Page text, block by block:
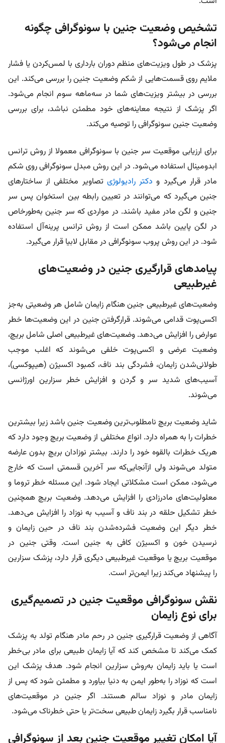
تشخیص وضعیت جنین با سونوگرافی چگونه
انجام می‌شود؟
پزشک در طول ویزیت‌های منظم دوران بارداری با لمس‌کردن یا فشار
ملایم روی قسمت‌هایی از شکم وضعیت جنین را بررسی می‌کند. این
بررسی در بیشتر ویزیت‌های شما در سه‌ماهه سوم انجام می‌شود.
اگر پزشک از نتیجه معاینه‌های خود مطمئن نباشد، برای بررسی
وضعیت جنین سونوگرافی را توصیه می‌کند.
برای ارزیابی موقعیت سر جنین با سونوگرافی معمولا از روش ترانس
ابدومینال استفاده می‌شود. در این روش مبدل سونوگرافی روی شکم
مادر قرار می‌گیرد و دکتر رادیولوژی تصاویر مختلفی از ساختارهای
جنین می‌گیرد که می‌توانند در تعیین رابطه بین استخوان پس سر
جنین و لگن مادر مفید باشند. در مواردی که سر جنین به‌طورخاص
در لگن پایین باشد ممکن است از روش ترانس پرینه‌آل استفاده
شود. در این روش پروب سونوگرافی در مقابل لابیا قرار می‌گیرد.
پیامدهای قرارگیری جنین در وضعیت‌های
غیرطبیعی
وضعیت‌های غیرطبیعی جنین هنگام زایمان شامل هر وضعیتی به‌جز
اکسی‌پوت قدامی می‌شوند. قرارگرفتن جنین در این وضعیت‌ها خطر
عوارض را افزایش می‌دهد. وضعیت‌های غیرطبیعی اصلی شامل بریچ،
وضعیت عرضی و اکسی‌پوت خلفی می‌شوند که اغلب موجب
طولانی‌شدن زایمان، فشردگی بند ناف، کمبود اکسیژن (هیپوکسی)،
آسیب‌های شدید سر و گردن و افزایش خطر سزارین اورژانسی
می‌شوند.
شاید وضعیت بریچ نامطلوب‌ترین وضعیت جنین باشد زیرا بیشترین
خطرات را به همراه دارد. انواع مختلفی از وضعیت بریچ وجود دارد که
هریک خطرات بالقوه خود را دارند. بیشتر نوزادان بریچ بدون عارضه
متولد می‌شوند ولی ازآنجایی‌که سر آخرین قسمتی است که خارج
می‌شود، ممکن است مشکلاتی ایجاد شود. این مسئله خطر تروما و
معلولیت‌های مادرزادی را افزایش می‌دهد. وضعیت بریچ همچنین
خطر تشکیل حلقه در بند ناف و آسیب به نوزاد را افزایش می‌دهد.
خطر دیگر این وضعیت فشرده‌شدن بند ناف در حین زایمان و
نرسیدن خون و اکسیژن کافی به جنین است. وقتی جنین در
موقعیت بریچ یا موقعیت غیرطبیعی دیگری قرار دارد، پزشک سزارین
را پیشنهاد می‌کند زیرا ایمن‌تر است.
نقش سونوگرافی موقعیت جنین در تصمیم‌گیری
برای نوع زایمان
آگاهی از وضعیت قرارگیری جنین در رحم مادر هنگام تولد به پزشک
کمک می‌کند تا مشخص کند که آیا زایمان طبیعی برای مادر بی‌خطر
است یا باید زایمان به‌روش سزارین انجام شود. هدف پزشک این
است که نوزاد را به‌طور ایمن به دنیا بیاورد و مطمئن شود که پس از
زایمان مادر و نوزاد سالم هستند. اگر جنین در موقعیت‌های
نامناسب قرار بگیرد زایمان طبیعی سخت‌تر یا حتی خطرناک می‌شود.
آیا امکان تغییر موقعیت جنین بعد از سونوگرافی